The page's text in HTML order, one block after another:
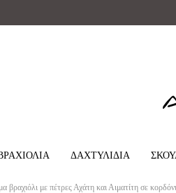
ΔΑΧΤΥΛΙΔΙΑ
βραχιόλι με πέτρες Αχάτη και Αιματίτη σε